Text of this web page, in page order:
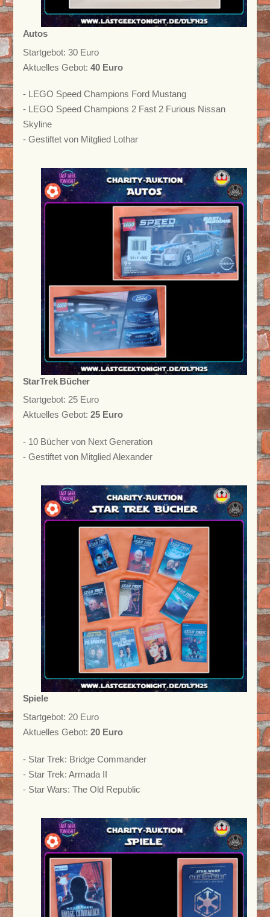
Autos
Startgebot: 30 Euro
Aktuelles Gebot: 40 Euro
- LEGO Speed Champions Ford Mustang
- LEGO Speed Champions 2 Fast 2 Furious Nissan
Skyline
- Gestiftet von Mitglied Lothar
StarTrek Bücher
Startgebot: 25 Euro
Aktuelles Gebot: 25 Euro
- 10 Bücher von Next Generation
- Gestiftet von Mitglied Alexander
Spiele
Startgebot: 20 Euro
Aktuelles Gebot: 20 Euro
- Star Trek: Bridge Commander
- Star Trek: Armada II
- Star Wars: The Old Republic